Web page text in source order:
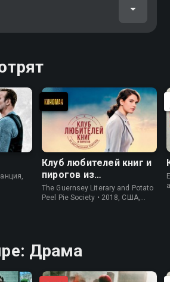
Клуб любителей книг и
пирогов из
картофельных
очистков
The Guernsey Literary and Potato
Peel Pie Society • 2018, США,
Драма